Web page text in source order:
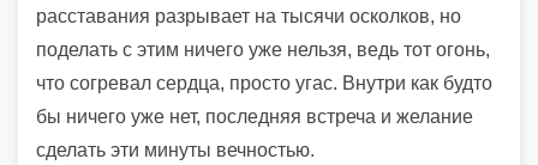
расставания разрывает на тысячи осколков, но
поделать с этим ничего уже нельзя, ведь тот огонь,
что согревал сердца, просто угас. Внутри как будто
бы ничего уже нет, последняя встреча и желание
сделать эти минуты вечностью.